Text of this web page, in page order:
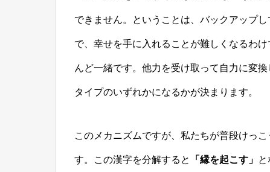
できません。ということは、バックアップ
で、幸せを手に入れることが難しくなるわ
んど一緒です。他力を受け取って自力に変
タイプのいずれかになるかが決まります。
このメカニズムですが、私たちが普段けっ
す。この漢字を分解すると 「縁を起こす」